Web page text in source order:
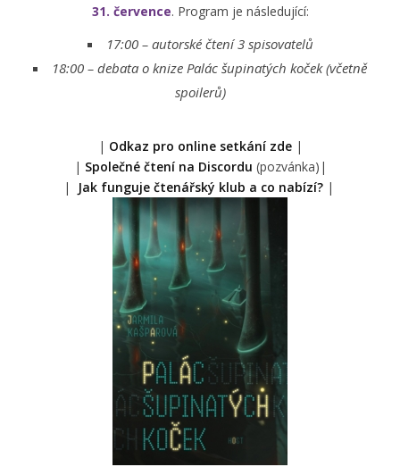
31. července. Program je následující:
17:00 – autorské čtení 3 spisovatelů
18:00 – debata o knize Palác šupinatých koček (včetně
spoilerů)
| Odkaz pro online setkání zde|
| Společné čtení na Discordu (pozvánka)|
|
Jak funguje čtenářský klub a co nabízí?|